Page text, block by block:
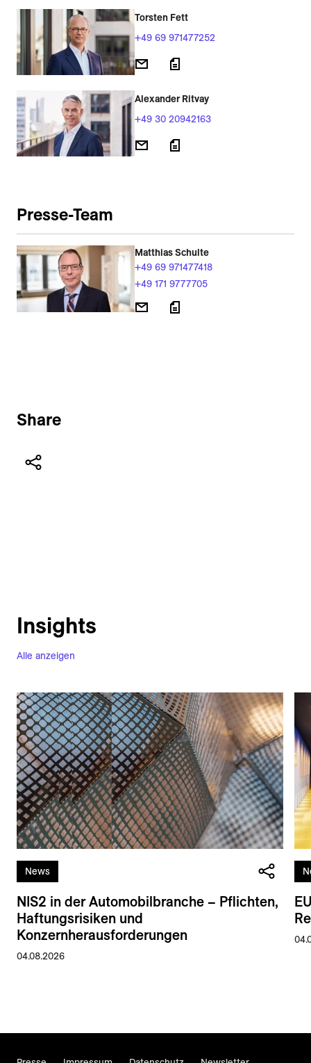
Torsten Fett
+49 69 971477252
Alexander Ritvay
+49 30 20942163
Presse-Team
Matthias Schulte
+49 69 971477418
+49 171 9777705
Share
Alle anzeigen
Insights
News
NIS2 in der Automobilbranche – Pflichten,
Haftungsrisiken und
Konzernherausforderungen
04.08.2026